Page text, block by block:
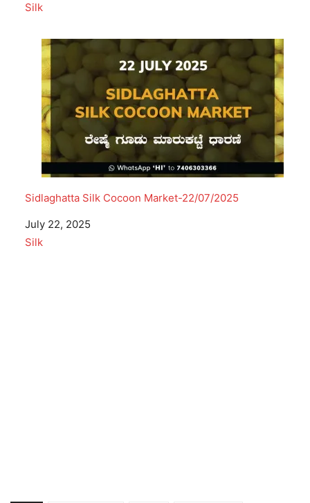
In relation to
Silk
Sidlaghatta Silk Cocoon Market-22/07/2025
Date
July 22, 2025
In relation to
Silk